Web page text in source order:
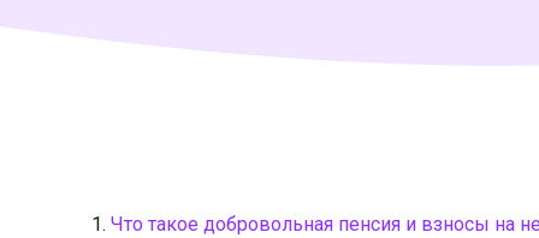
Что такое добровольная пенсия и взносы на